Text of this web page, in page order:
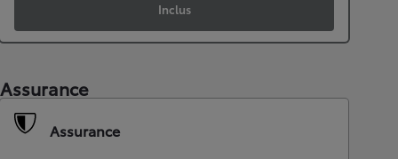
Inclus
Assurance
Assurance